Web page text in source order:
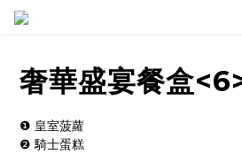
奢華盛宴餐盒
❶ 皇室菠蘿
❷ 騎士蛋糕